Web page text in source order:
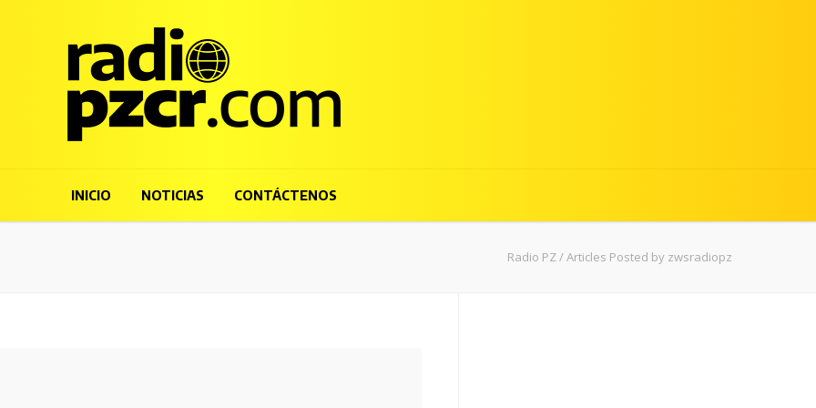
INICIO NOTICIAS CONTÁCTENOS
Radio PZ/Articles Posted by zwsradiopz